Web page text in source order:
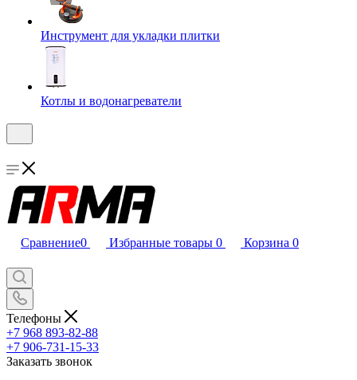
Инструмент для укладки плитки
Котлы и водонагреватели
Сравнение0 Избранные товары 0 Корзина 0
Телефоны
+7 968 893-82-88
+7 906-731-15-33
Заказать звонок